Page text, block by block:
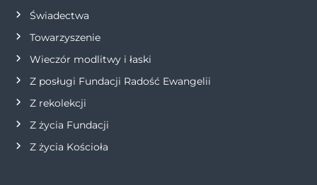
Świadectwa
Towarzyszenie
Wieczór modlitwy i łaski
Z posługi Fundacji Radość Ewangelii
Z rekolekcji
Z życia Fundacji
Z życia Kościoła